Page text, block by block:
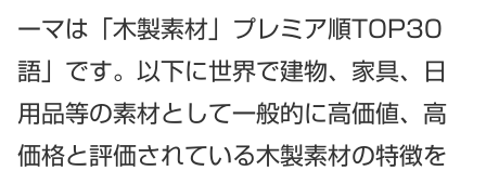
ーマは「木製素材」プレミア順TOP30
語」です。以下に世界で建物、家具、日
用品等の素材として一般的に高価値、高
価格と評価されている木製素材の特徴を